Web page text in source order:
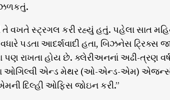
ઝળકતું.
તે વખતે સ્ટ્રગલ કરી રહ્યું હતું. પહેલા સાત
પડતા આદર્શવાદી હતા, બિઝનેસ ટ્રિક્સ
પણ રાખતા હોય છે. ક્લેરીઅનનાં અઢી-ત્રણ
ઓગિલ્વી એન્ડ મેથર (ઓ-એન્ડ-એમ)
દિલ્હી ઓફિસ જોઇન કરી.”